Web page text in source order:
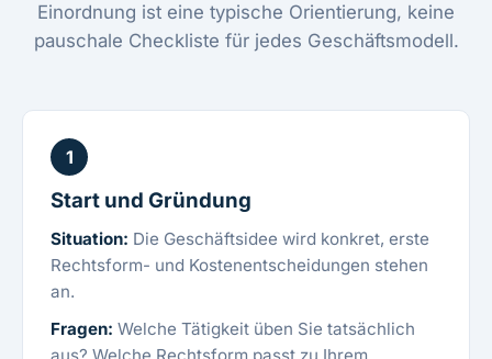
Einordnung ist eine typische Orientierung, keine
pauschale Checkliste für jedes Geschäftsmodell.
1
Start und Gründung
Situation: Die Geschäftsidee wird konkret, erste
Rechtsform- und Kostenentscheidungen stehen
an.
Fragen: Welche Tätigkeit üben Sie tatsächlich